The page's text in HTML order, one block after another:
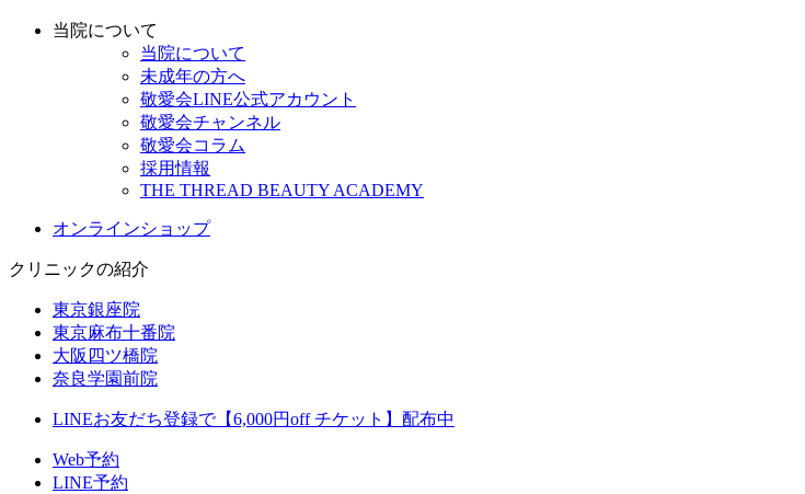
当院について
当院について
未成年の方へ
敬愛会LINE公式アカウント
敬愛会チャンネル
敬愛会コラム
採用情報
THE THREAD BEAUTY ACADEMY
オンラインショップ
クリニックの紹介
東京銀座院
東京麻布十番院
大阪四ツ橋院
奈良学園前院
LINEお友だち登録で【6,000円off チケット】配布中
Web予約
LINE予約